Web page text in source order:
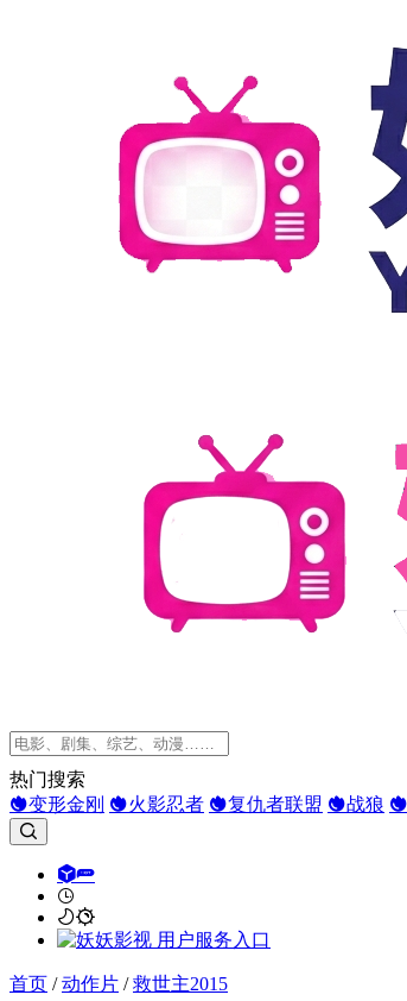
热门搜索
变形金刚
火影忍者 复仇者联盟 战狼
首页 /动作片 /救世主2015